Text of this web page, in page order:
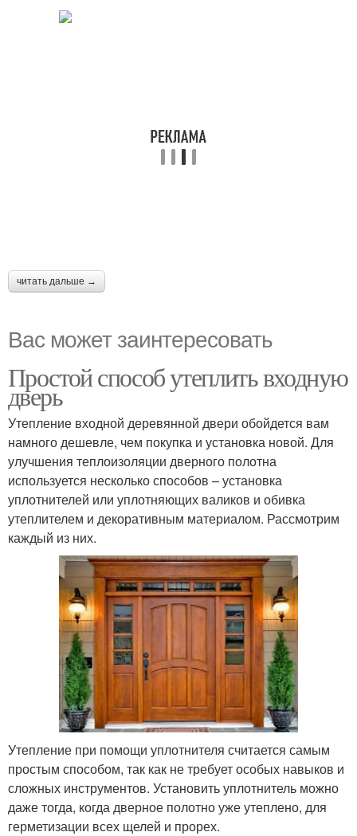
читать дальше →
Вас может заинтересовать
Простой способ утеплить входную
дверь
Утепление входной деревянной двери обойдется вам
намного дешевле, чем покупка и установка новой. Для
улучшения теплоизоляции дверного полотна
используется несколько способов – установка
уплотнителей или уплотняющих валиков и обивка
утеплителем и декоративным материалом. Рассмотрим
каждый из них.
Утепление при помощи уплотнителя считается самым
простым способом, так как не требует особых навыков и
сложных инструментов. Установить уплотнитель можно
даже тогда, когда дверное полотно уже утеплено, для
герметизации всех щелей и прорех.